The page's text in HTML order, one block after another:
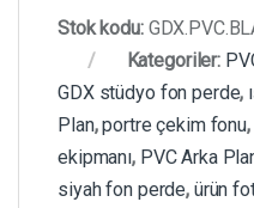
Stok kodu:
Kategoriler:
GDX stüdyo fon perde,
Plan,portre çekim fonu,
ekipmanı, PVC Arka
siyah fon perde, ürün